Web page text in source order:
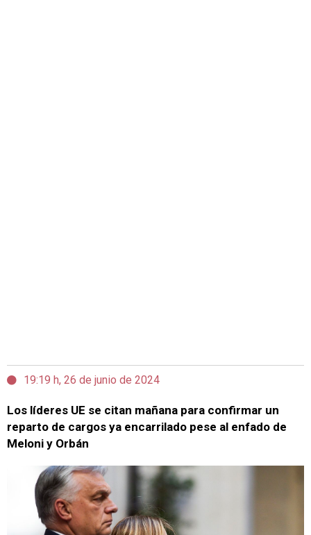
19:19 h, 26 de junio de 2024
Los líderes UE se citan mañana para confirmar un
reparto de cargos ya encarrilado pese al enfado de
Meloni y Orbán